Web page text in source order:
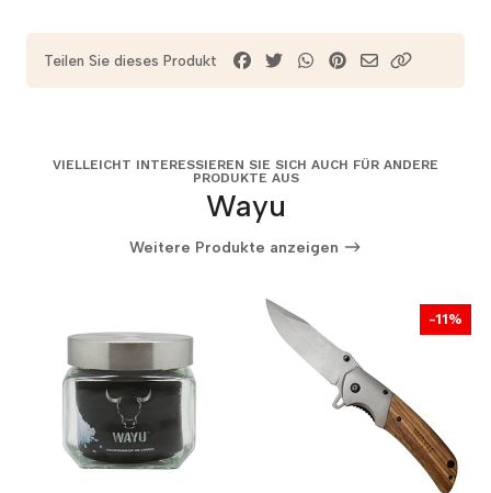
Teilen Sie dieses Produkt
VIELLEICHT INTERESSIEREN SIE SICH AUCH FÜR ANDERE
PRODUKTE AUS
Wayu
Weitere Produkte anzeigen
-11%